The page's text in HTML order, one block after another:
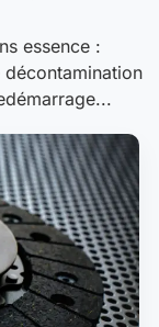
essence :